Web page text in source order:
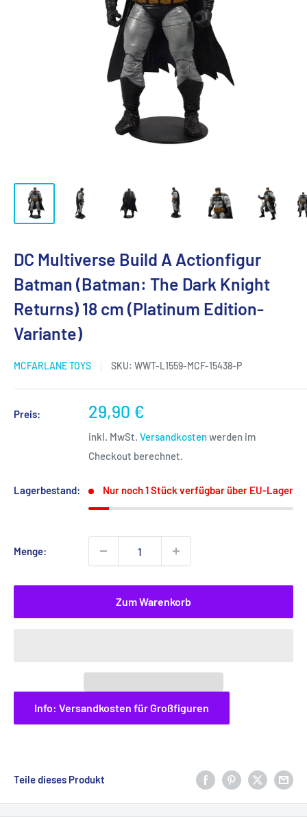
DC Multiverse Build A Actionfigur
Batman (Batman: The Dark Knight
Returns) 18 cm (Platinum Edition-
Variante)
MCFARLANE TOYS SKU: WWT-L1559-MCF-15438-P
Preis: Sonderpreis
29,90 €
inkl. MwSt. Versandkostenwerden im
Checkout berechnet.
Lagerbestand: Nur noch 1 Stück verfügbar über EU-Lager
Menge:
Zum Warenkorb
Info: Versandkosten für Großfiguren
Teile dieses Produkt